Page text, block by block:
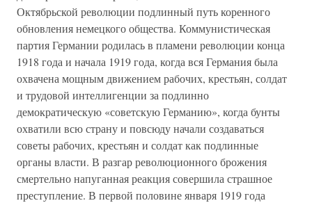
Октябрьской революции подлинный путь коренного
обновления немецкого общества. Коммунистическая
партия Германии родилась в пламени революции конца
1918 года и начала 1919 года, когда вся Германия была
охвачена мощным движением рабочих, крестьян, солдат
и трудовой интеллигенции за подлинно
демократическую «советскую Германию», когда бунты
охватили всю страну и повсюду начали создаваться
советы рабочих, крестьян и солдат как подлинные
органы власти. В разгар революционного брожения
смертельно напуганная реакция совершила страшное
преступление. В первой половине января 1919 года